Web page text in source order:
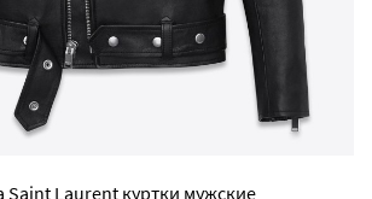
Laurent куртки мужские